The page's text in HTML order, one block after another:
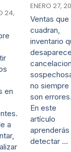
24,
en
a
ENERO 27,
Ventas que
cuadran,
inventario
no siempre
son
En este
artículo
aprenderás
detectar …